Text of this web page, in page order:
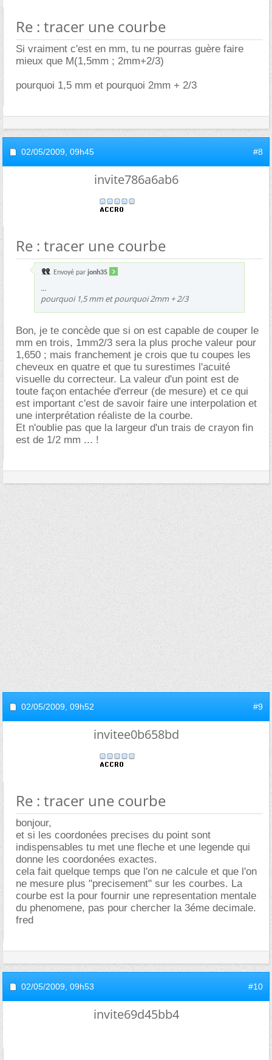
Re : tracer une courbe
Si vraiment c'est en mm, tu ne pourras guère faire
mieux que M(1,5mm ; 2mm+2/3)
pourquoi 1,5 mm et pourquoi 2mm + 2/3
02/05/2009, 09h45 #8
invite786a6ab6
Re : tracer une courbe
Envoyé par jonh35
...
pourquoi 1,5 mm et pourquoi 2mm + 2/3
Bon, je te concède que si on est capable de couper le
mm en trois, 1mm2/3 sera la plus proche valeur pour
1,650 ; mais franchement je crois que tu coupes les
cheveux en quatre et que tu surestimes l'acuité
visuelle du correcteur. La valeur d'un point est de
toute façon entachée d'erreur (de mesure) et ce qui
est important c'est de savoir faire une interpolation et
une interprétation réaliste de la courbe.
Et n'oublie pas que la largeur d'un trais de crayon fin
est de 1/2 mm ... !
02/05/2009, 09h52 #9
invitee0b658bd
Re : tracer une courbe
bonjour,
et si les coordonées precises du point sont
indispensables tu met une fleche et une legende qui
donne les coordonées exactes.
cela fait quelque temps que l'on ne calcule et que l'on
ne mesure plus "precisement" sur les courbes. La
courbe est la pour fournir une representation mentale
du phenomene, pas pour chercher la 3éme decimale.
fred
02/05/2009, 09h53 #10
invite69d45bb4